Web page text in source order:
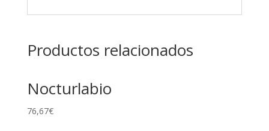
Productos relacionados
Nocturlabio
76,67€